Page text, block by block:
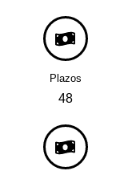
Plazos
48